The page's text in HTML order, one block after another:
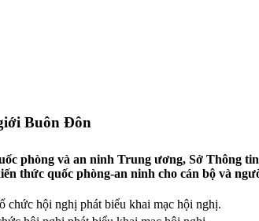
Buôn Đôn
phòng và an ninh Trung ương, Sở Thông
thức quốc phòng-an ninh cho cán bộ và